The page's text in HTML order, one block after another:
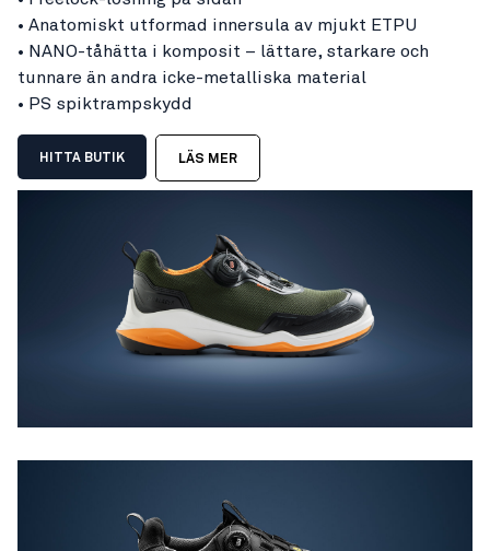
• Anatomiskt utformad innersula av mjukt ETPU
• NANO-tåhätta i komposit – lättare, starkare och
tunnare än andra icke-metalliska material
• PS spiktrampskydd
HITTA BUTIK LÄS MER